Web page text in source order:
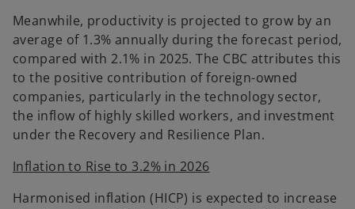
Meanwhile, productivity is projected to grow by an
average of 1.3% annually during the forecast period,
compared with 2.1% in 2025. The CBC attributes this
to the positive contribution of foreign-owned
companies, particularly in the technology sector,
the inflow of highly skilled workers, and investment
under the Recovery and Resilience Plan.
Inflation to Rise to 3.2% in 2026
Harmonised inflation (HICP) is expected to increase